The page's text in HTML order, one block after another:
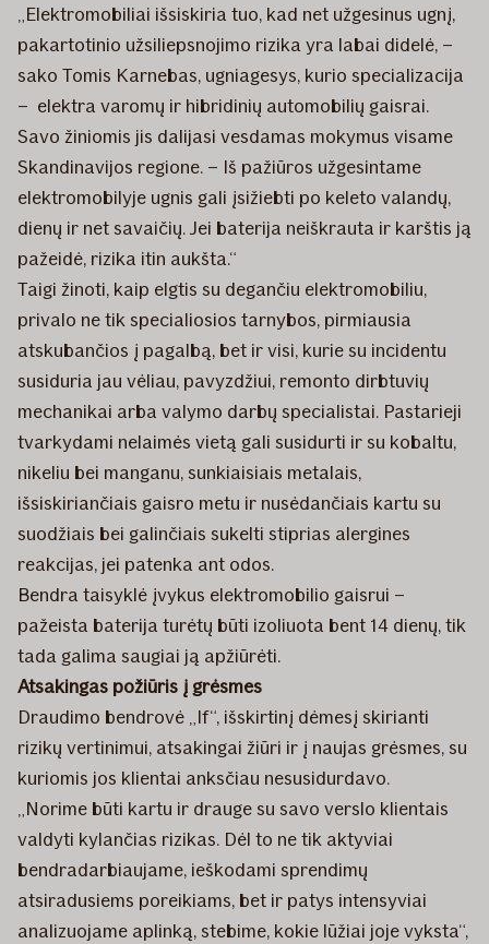
„Elektromobiliai išsiskiria tuo, kad net užgesinus ugnį,
pakartotinio užsiliepsnojimo rizika yra labai didelė, –
sako Tomis Karnebas, ugniagesys, kurio specializacija
– elektra varomų ir hibridinių automobilių gaisrai.
Savo žiniomis jis dalijasi vesdamas mokymus visame
Skandinavijos regione. – Iš pažiūros užgesintame
elektromobilyje ugnis gali įsižiebti po keleto valandų,
dienų ir net savaičių. Jei baterija neiškrauta ir karštis ją
pažeidė, rizika itin aukšta.“
Taigi žinoti, kaip elgtis su degančiu elektromobiliu,
privalo ne tik specialiosios tarnybos, pirmiausia
atskubančios į pagalbą, bet ir visi, kurie su incidentu
susiduria jau vėliau, pavyzdžiui, remonto dirbtuvių
mechanikai arba valymo darbų specialistai. Pastarieji
tvarkydami nelaimės vietą gali susidurti ir su kobaltu,
nikeliu bei manganu, sunkiaisiais metalais,
išsiskiriančiais gaisro metu ir nusėdančiais kartu su
suodžiais bei galinčiais sukelti stiprias alergines
reakcijas, jei patenka ant odos.
Bendra taisyklė įvykus elektromobilio gaisrui –
pažeista baterija turėtų būti izoliuota bent 14 dienų, tik
tada galima saugiai ją apžiūrėti.
Atsakingas požiūris į grėsmes
Draudimo bendrovė „If“, išskirtinį dėmesį skirianti
rizikų vertinimui, atsakingai žiūri ir į naujas grėsmes, su
kuriomis jos klientai anksčiau nesusidurdavo.
„Norime būti kartu ir drauge su savo verslo klientais
valdyti kylančias rizikas. Dėl to ne tik aktyviai
bendradarbiaujame, ieškodami sprendimų
atsiradusiems poreikiams, bet ir patys intensyviai
analizuojame aplinką, stebime, kokie lūžiai joje vyksta“,